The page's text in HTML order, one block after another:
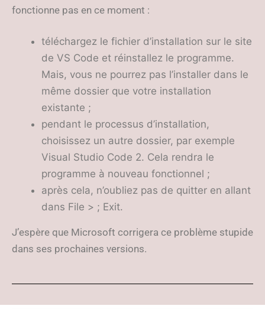
fonctionne pas en ce moment :
téléchargez le fichier d’installation sur le site
de VS Code et réinstallez le programme.
Mais, vous ne pourrez pas l’installer dans le
même dossier que votre installation
existante ;
pendant le processus d’installation,
choisissez un autre dossier, par exemple
Visual Studio Code 2. Cela rendra le
programme à nouveau fonctionnel ;
après cela, n’oubliez pas de quitter en allant
dans File > ; Exit.
J’espère que Microsoft corrigera ce problème stupide
dans ses prochaines versions.